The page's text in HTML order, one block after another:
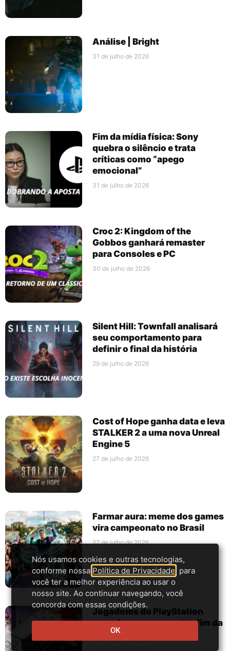
Análise | Bright
31 de julho de 2026
Fim da mídia física: Sony
quebra o silêncio e trata
críticas como “apego
emocional”
31 de julho de 2026
Croc 2: Kingdom of the
Gobbos ganhará remaster
para Consoles e PC
30 de julho de 2026
Silent Hill: Townfall analisará
seu comportamento para
definir o final da história
29 de julho de 2026
Cost of Hope ganha data e leva
STALKER 2 a uma nova Unreal
Engine 5
27 de julho de 2026
Farmar aura: meme dos games
vira campeonato no Brasil
27 de julho de 2026
Jogadores do PlayStation
organizam greve contra fim da
mídia física
Nós usamos cookies e outras tecnologias,
conforme nossa Política de Privacidade , para
você ter a melhor experiência ao usar o
nosso site. Ao continuar navegando, você
concorda com essas condições.
OK